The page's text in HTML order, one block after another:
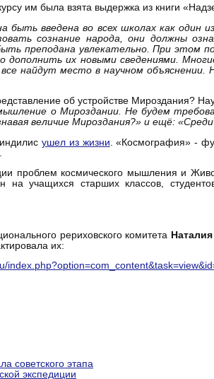
им была взята выдержка из книги
быть введена во всех школах как один
сознание народа, они должны
преподана увлекательно. При этом
дополнить их новыми сведениями.
все найдут место в научном
об устройстве Мироздания?
о Мироздании. Не будем
величие Мироздания?» и ещё:
ушел из жизни . «Космография» -
проблем космического мышления и
на учащихся старших классов,
рериховского комитета
их:
советского этапа
экспедиции